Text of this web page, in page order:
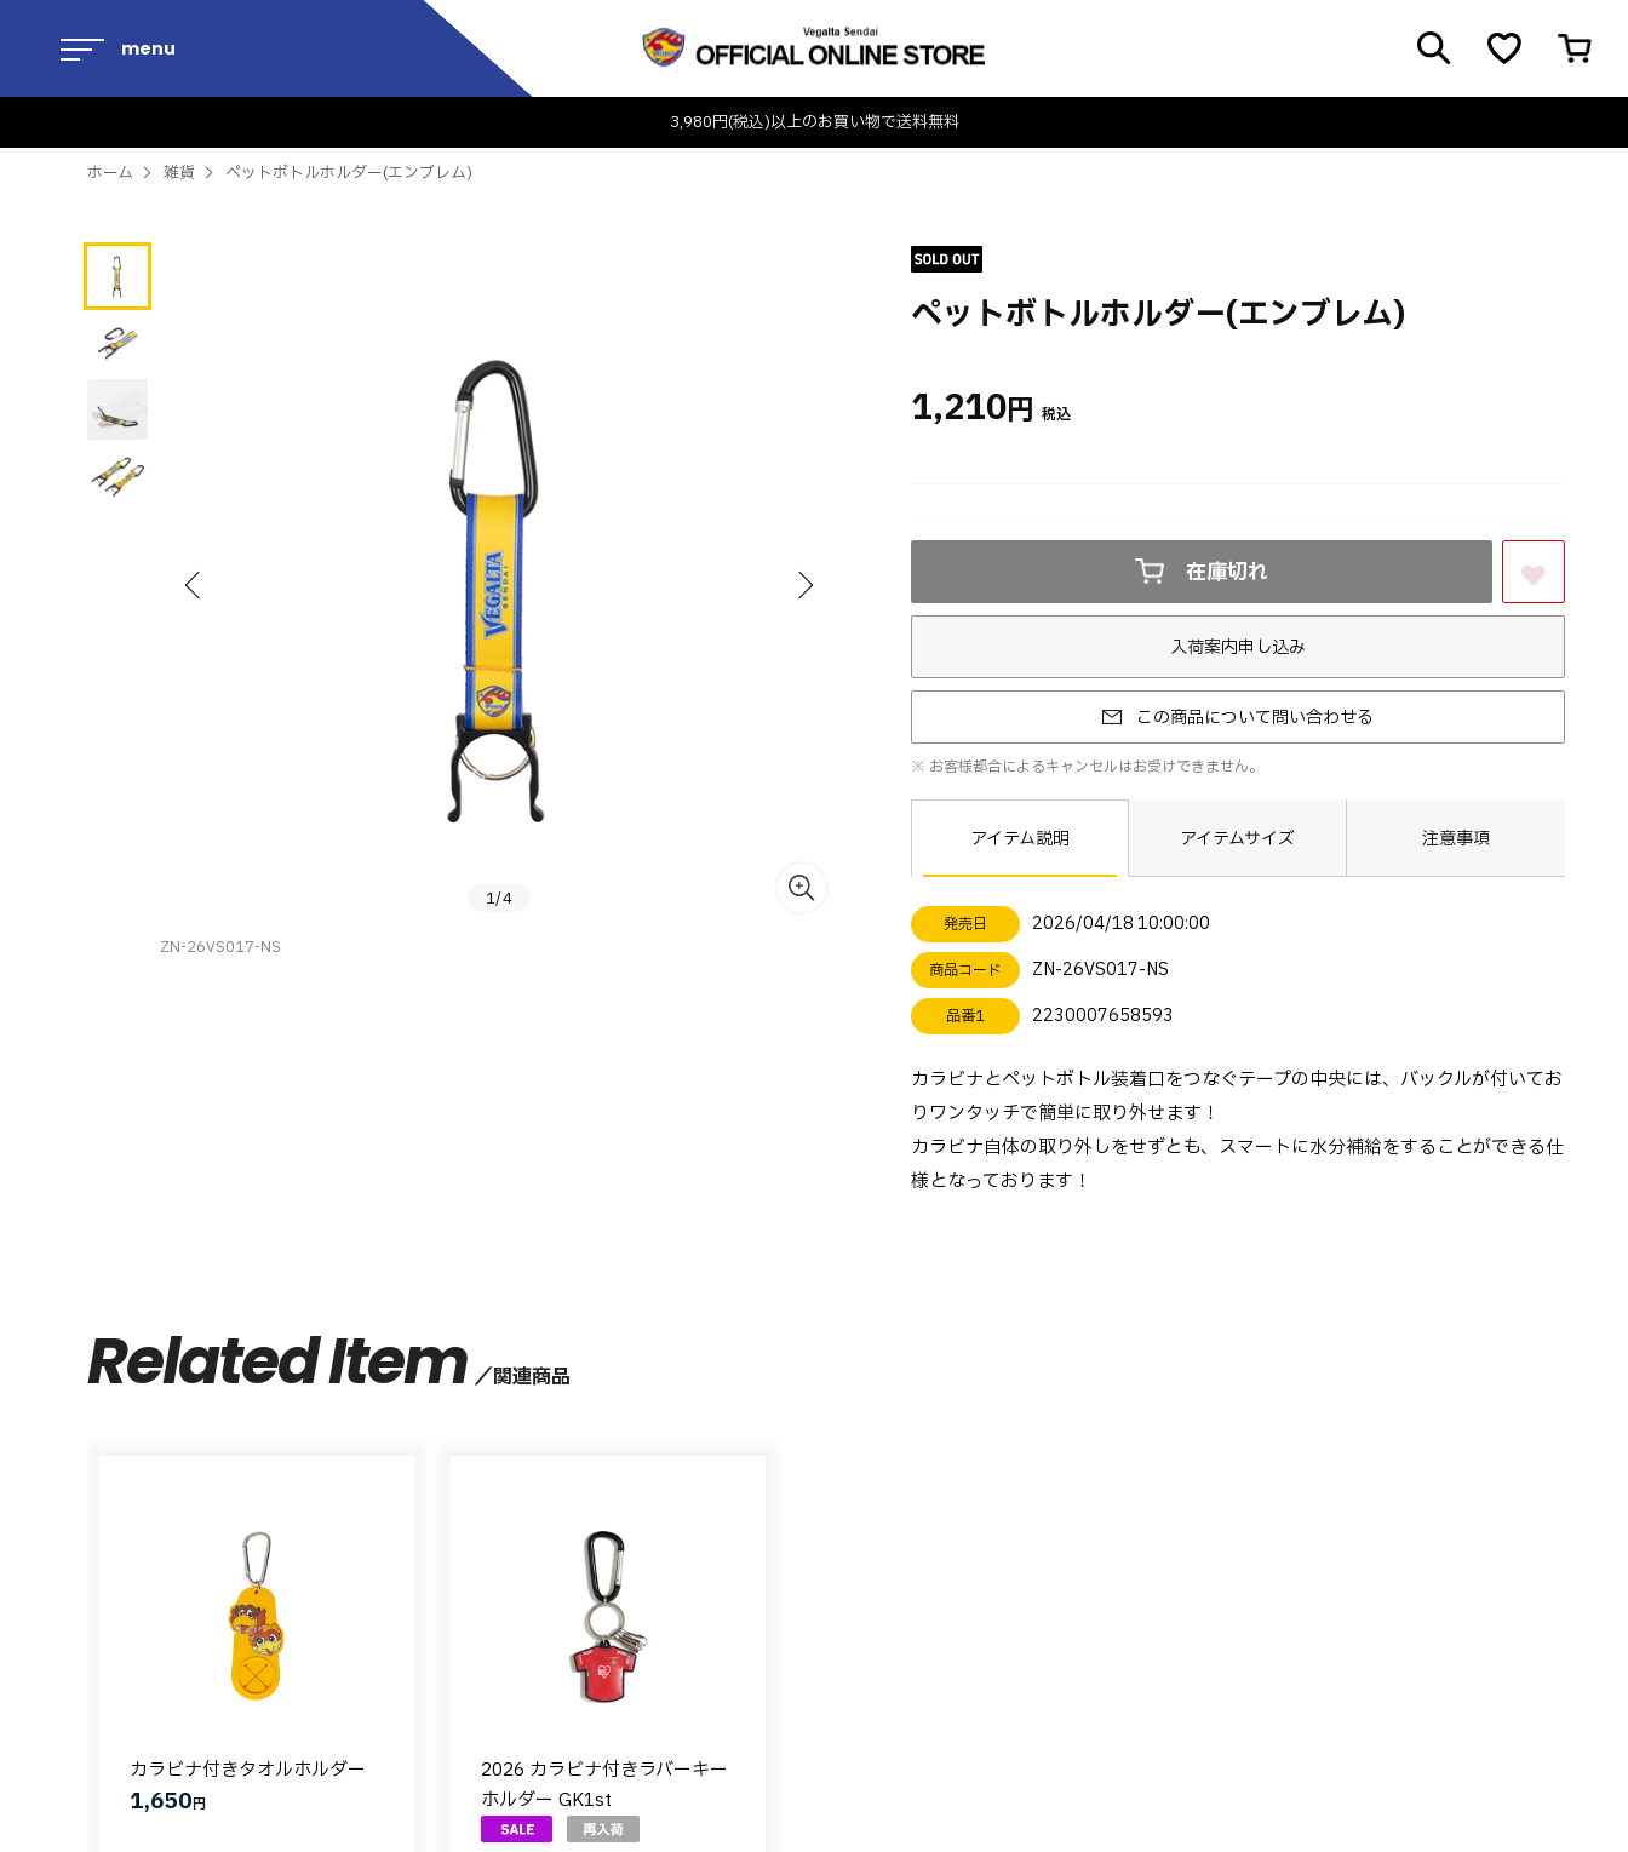
menu
3,980円(税込)以上のお買い物で送料無料
ホーム 雑貨 ペットボトルホルダー(エンブレム)
1/4
ZN-26VS017-NS
ペットボトルホルダー(エンブレム)
1,210円
在庫切れ
お気に入りに登録する
入荷案内申し込み
※ お客様都合によるキャンセルはお受けできません。
アイテム説明 アイテムサイズ 注意事項
発売日 2026/04/18 10:00:00
商品コード ZN-26VS017-NS
品番1 2230007658593
カラビナとペットボトル装着口をつなぐテープの中央には、バックルが付いてお
りワンタッチで簡単に取り外せます！
カラビナ自体の取り外しをせずとも、スマートに水分補給をすることができる仕
様となっております！
この商品について問い合わせる
Related Item 関連商品
カラビナ付きタオルホルダー
1,650円
2026 カラビナ付きラバーキー
ホルダー GK1st